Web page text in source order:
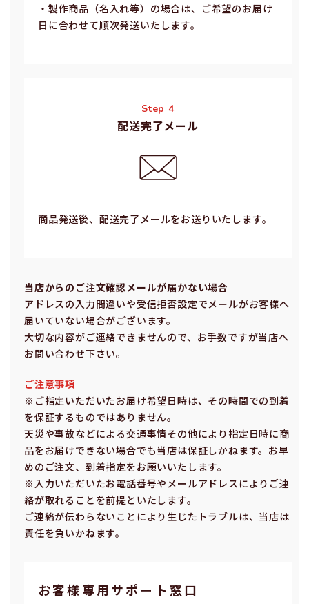
・製作商品（名⼊れ等）の場合は、ご希望のお届け
⽇に合わせて順次発送いたします。
Step 4
配送完了メール
商品発送後、配送完了メールをお送りいたします。
当店からのご注⽂確認メールが届かない場合
アドレスの⼊⼒間違いや受信拒否設定でメールがお客様へ
届いていない場合がございます。
⼤切な内容がご連絡できませんので、お⼿数ですが当店へ
お問い合わせ下さい。
ご注意事項
※ご指定いただいたお届け希望⽇時は、その時間での到着
を保証するものではありません。
天災や事故などによる交通事情その他により指定⽇時に商
品をお届けできない場合でも当店は保証しかねます。お早
めのご注⽂、到着指定をお願いいたします。
※⼊⼒いただいたお電話番号やメールアドレスによりご連
絡が取れることを前提といたします。
ご連絡が伝わらないことにより⽣じたトラブルは、当店は
責任を負いかねます。
お客様専⽤サポート窓⼝